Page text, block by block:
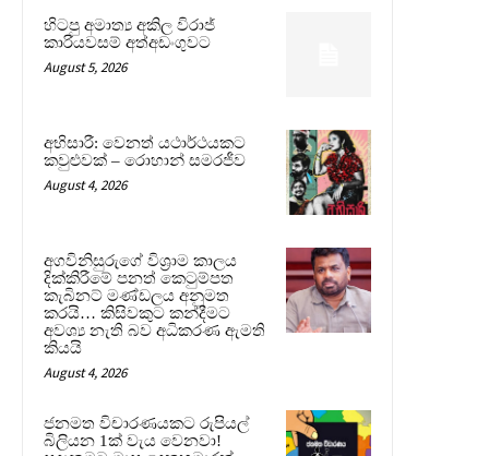
හිටපු අමාත්‍ය අකිල විරාජ්
කාරියවසම් අත්අඩංගුවට
August 5, 2026
අභිසාරී: වෙනත් යථාර්ථයකට
කවුළුවක් – රොහාන් සමරජීව
August 4, 2026
අගවිනිසුරුගේ විශ්‍රාම කාලය
දික්කිරීමේ පනත් කෙටුම්පත
කැබිනට් මණ්ඩලය අනුමත
කරයි… කිසිවකුට කන්දීමට
අවශ්‍ය නැති බව අධිකරණ ඇමති
කියයි
August 4, 2026
ජනමත විචාරණයකට රුපියල්
බිලියන 1ක් වැය වෙනවා!